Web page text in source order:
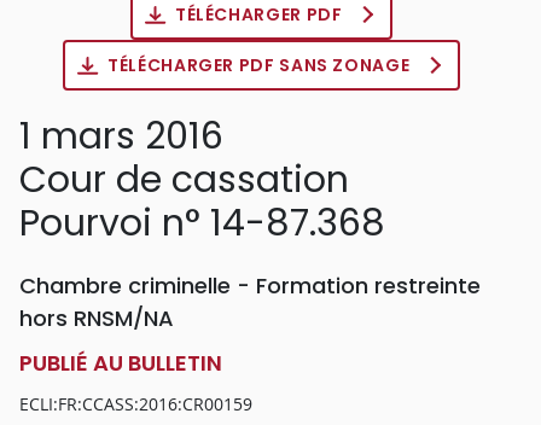
TÉLÉCHARGER PDF
TÉLÉCHARGER PDF SANS ZONAGE
1 mars 2016
Cour de cassation
Pourvoi n° 14-87.368
Chambre criminelle - Formation restreinte
hors RNSM/NA
PUBLIÉ AU BULLETIN
ECLI:FR:CCASS:2016:CR00159